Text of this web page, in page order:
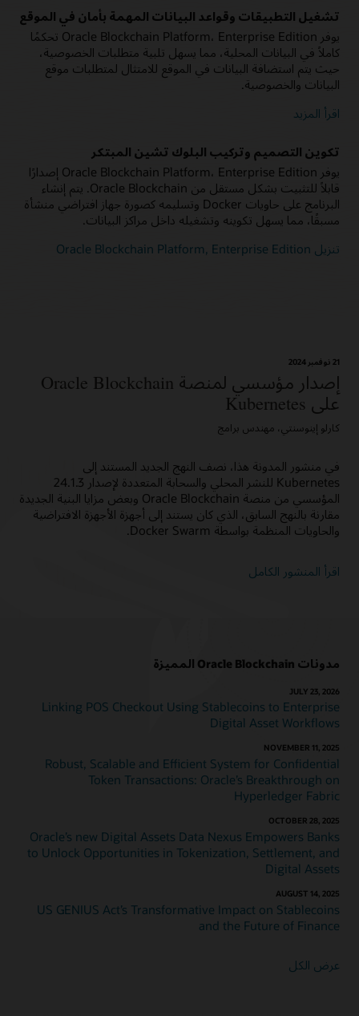
وتكوين ومراقبة بسيطة لكل طبعة باستخدام واجهة مستخدم الويب أو
مجموعة واسعة من واجهات برمجة تطبيقات REST. يمكنك بسهولة
إنشاء شبكة بلوك تشين المستندة إلى Hyperledger Fabric
وتشغيلها بمجرد إخراجها من عبوتها.
تشغيل التطبيقات وقواعد البيانات المهمة بأمان في الموقع
يوفر Oracle Blockchain Platform، Enterprise Edition تحكمًا
كاملاً في البيانات المحلية، مما يسهل تلبية متطلبات الخصوصية،
حيث يتم استضافة البيانات في الموقع للامتثال لمتطلبات موقع
البيانات والخصوصية.
اقرأ المزيد
تكوين التصميم وتركيب البلوك تشين المبتكر
يوفر Oracle Blockchain Platform، Enterprise Edition إصدارًا
قابلاً للتثبيت بشكل مستقل من Oracle Blockchain. يتم إنشاء
البرنامج على حاويات Docker وتسليمه كصورة جهاز افتراضي منشأة
مسبقًا، مما يسهل تكوينه وتشغيله داخل مراكز البيانات.
تنزيل Oracle Blockchain Platform, Enterprise Edition
21 نوفمبر 2024
إصدار مؤسسي لمنصة Oracle Blockchain
على Kubernetes
كارلو إينوسنتي، مهندس برامج
في منشور المدونة هذا، نصف النهج الجديد المستند إلى
Kubernetes للنشر المحلي والسحابة المتعددة لإصدار 24.1.3
المؤسسي من منصة Oracle Blockchain وبعض مزايا البنية الجديدة
مقارنة بالنهج السابق، الذي كان يستند إلى أجهزة الأجهزة الافتراضية
والحاويات المنظمة بواسطة Docker Swarm.
اقرأ المنشور الكامل
مدونات Oracle Blockchain المميزة
JULY 23, 2026
Linking POS Checkout Using Stablecoins to Enterprise
Digital Asset Workflows
NOVEMBER 11, 2025
Robust, Scalable and Efficient System for Confidential
Token Transactions: Oracle’s Breakthrough on
Hyperledger Fabric
OCTOBER 28, 2025
Oracle’s new Digital Assets Data Nexus Empowers Banks
to Unlock Opportunities in Tokenization, Settlement, and
Digital Assets
AUGUST 14, 2025
US GENIUS Act’s Transformative Impact on Stablecoins
and the Future of Finance
عرض الكل